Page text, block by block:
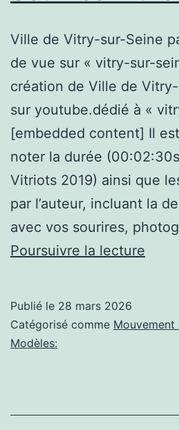
Ville de Vitry-sur-Seine
de vue sur « vitry-sur-
création de Ville de
sur youtube.dédié à «
[embedded content] Il
noter la durée
Vitriots 2019) ainsi que
par l’auteur, incluant la
avec vos sourires,
Poursuivre la lecture
Publié le 28 mars 2026
Catégorisé comme Mouvement
Modèles: